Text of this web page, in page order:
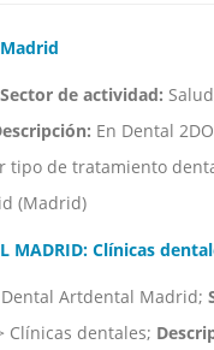
Sector de actividad:
En Dental
tipo de tratamiento
(Madrid)
MADRID: Clínicas
Artdental Madrid;
Clínicas dentales;